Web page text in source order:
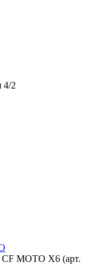
4/2
MOTO X6 (арт.